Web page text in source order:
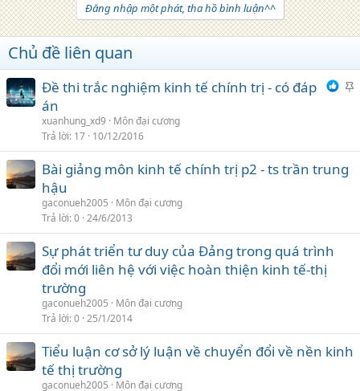
Đăng nhập một phát, tha hồ bình luận^^
Chủ đề liên quan
Đề thi trắc nghiệm kinh tế chính trị - có đáp
án
xuanhung_xd9
Môn đại cương
Trả lời 17 10/12/2016
Bài giảng môn kinh tế chính trị p2 - ts trần trung
hậu
gaconueh2005
Môn đại cương
Trả lời 0 24/6/2013
Sự phát triển tư duy của Đảng trong quá trình
đổi mới liên hệ với việc hoàn thiện kinh tế-thị
trường
gaconueh2005
Môn đại cương
Trả lời 0 25/1/2014
Tiểu luận cơ sở lý luận về chuyển đổi về nền kinh
tế thị trường
gaconueh2005 Môn đại cương